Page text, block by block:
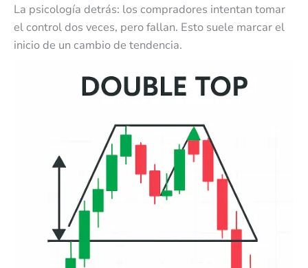
La psicología detrás: los compradores intentan tomar
el control dos veces, pero fallan. Esto suele marcar el
inicio de un cambio de tendencia.